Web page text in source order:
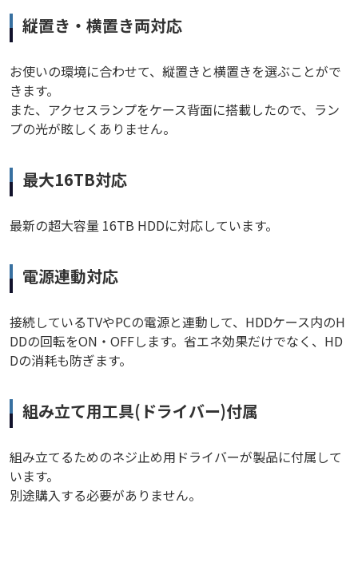
縦置き・横置き両対応
お使いの環境に合わせて、縦置きと横置きを選ぶことがで
きます。
また、アクセスランプをケース背面に搭載したので、ラン
プの光が眩しくありません。
最大16TB対応
最新の超大容量 16TB HDDに対応しています。
電源連動対応
接続しているTVやPCの電源と連動して、HDDケース内のH
DDの回転をON・OFFします。省エネ効果だけでなく、HD
Dの消耗も防ぎます。
組み立て用工具(ドライバー)付属
組み立てるためのネジ止め用ドライバーが製品に付属して
います。
別途購入する必要がありません。